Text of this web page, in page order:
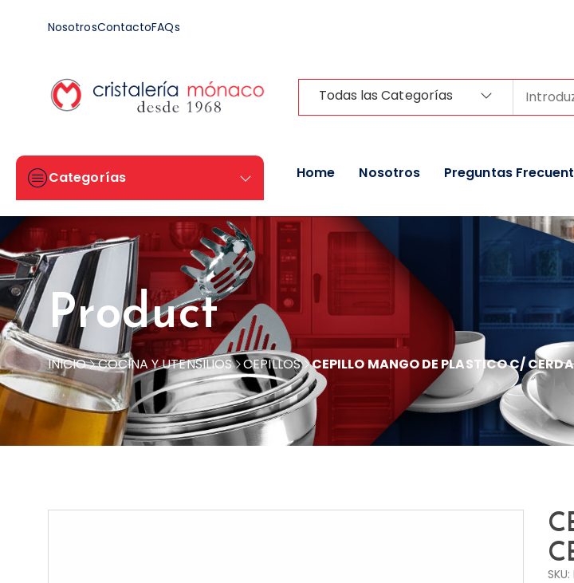
NosotrosContactoFAQs
Todas las Categorías
Categorías Home Nosotros Preguntas
Product
INICIO COCINA Y UTENSILIOS CEPILLOS CEPILLO MANGO DE PLASTICO C/